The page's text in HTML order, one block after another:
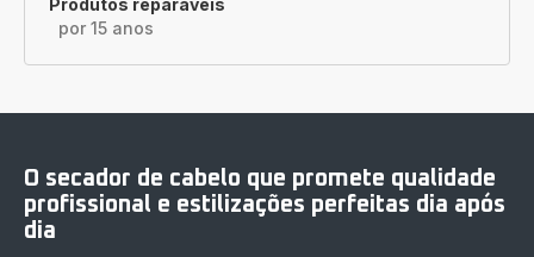
por 15 anos
O secador de cabelo que promete qualidade
profissional e estilizações perfeitas dia após
dia